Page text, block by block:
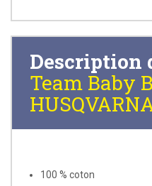
Description
Team Baby
100 % coton